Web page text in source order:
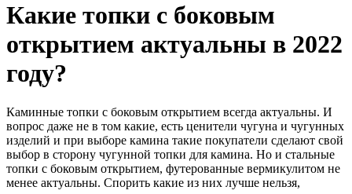
Какие топки с боковым
открытием актуальны в 2022
году?
Каминные топки с боковым открытием всегда актуальны. И
вопрос даже не в том какие, есть ценители чугуна и чугунных
изделий и при выборе камина такие покупатели сделают свой
выбор в сторону чугунной топки для камина. Но и стальные
топки с боковым открытием, футерованные вермикулитом не
менее актуальны. Спорить какие из них лучше нельзя,